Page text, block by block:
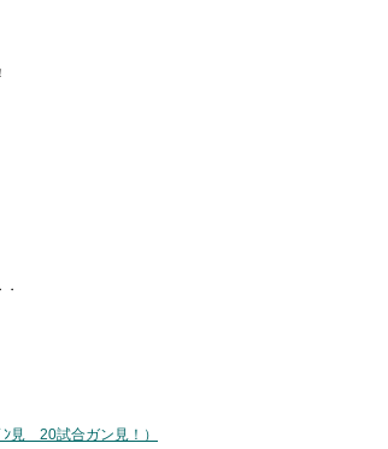
見 20試合ガン見！）